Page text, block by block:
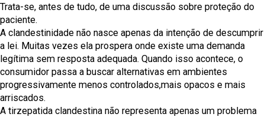
Trata-se, antes de tudo, de uma discussão sobre proteção do
paciente.
A clandestinidade não nasce apenas da intenção de descumprir
a lei. Muitas vezes ela prospera onde existe uma demanda
legítima sem resposta adequada. Quando isso acontece, o
consumidor passa a buscar alternativas em ambientes
progressivamente menos controlados,mais opacos e mais
arriscados.
A tirzepatida clandestina não representa apenas um problema